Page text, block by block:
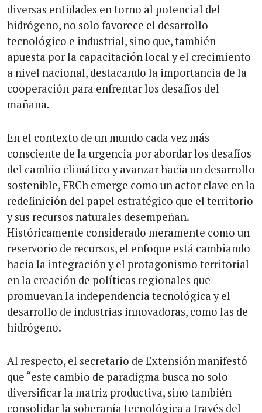
diversas entidades en torno al potencial del
hidrógeno, no solo favorece el desarrollo
tecnológico e industrial, sino que, también
apuesta por la capacitación local y el crecimiento
a nivel nacional, destacando la importancia de la
cooperación para enfrentar los desafíos del
mañana.
En el contexto de un mundo cada vez más
consciente de la urgencia por abordar los desafíos
del cambio climático y avanzar hacia un desarrollo
sostenible, FRCh emerge como un actor clave en la
redefinición del papel estratégico que el territorio
y sus recursos naturales desempeñan.
Históricamente considerado meramente como un
reservorio de recursos, el enfoque está cambiando
hacia la integración y el protagonismo territorial
en la creación de políticas regionales que
promuevan la independencia tecnológica y el
desarrollo de industrias innovadoras, como las de
hidrógeno.
Al respecto, el secretario de Extensión manifestó
que “este cambio de paradigma busca no solo
diversificar la matriz productiva, sino también
consolidar la soberanía tecnológica a través del